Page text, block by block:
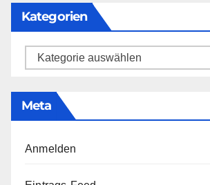
Kategorien
Kategorien
Meta
Anmelden